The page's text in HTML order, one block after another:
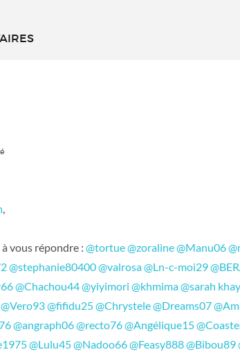
,
vous répondre :@tortue@zoraline@Manu06
@stephanie80400@valrosa@Ln-c-moi29
@Chachou44@yiyimori @khmima@sarah
@Vero93@fifidu25@Chrystele@Dreams07
@angraph06@recto76@Angélique15
@Lulu45@Nadoo66@Feasy888@Bibou89